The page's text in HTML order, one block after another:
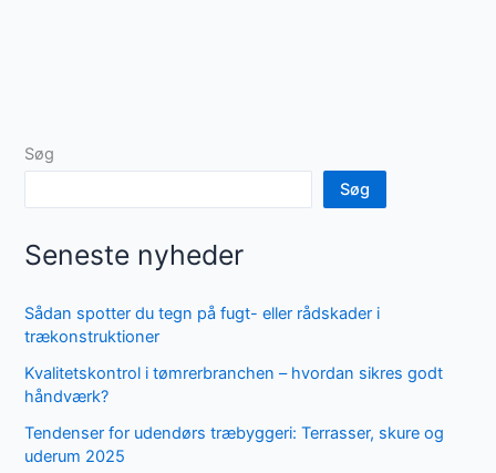
Søg
Søg
Seneste nyheder
Sådan spotter du tegn på fugt- eller rådskader i
trækonstruktioner
Kvalitetskontrol i tømrerbranchen – hvordan sikres godt
håndværk?
Tendenser for udendørs træbyggeri: Terrasser, skure og
uderum 2025